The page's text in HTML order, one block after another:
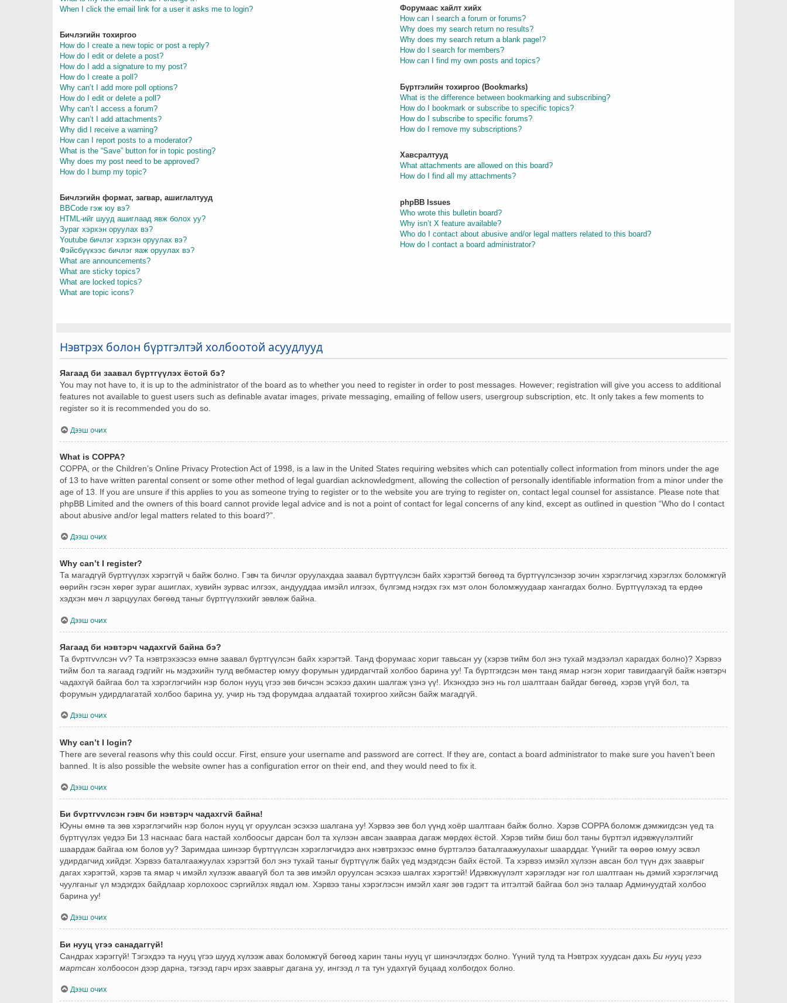
When I click the email link for a user it asks me to login?
Бичлэгийн тохиргоо
How do I create a new topic or post a reply?
How do I edit or delete a post?
How do I add a signature to my post?
How do I create a poll?
Why can’t I add more poll options?
How do I edit or delete a poll?
Why can’t I access a forum?
Why can’t I add attachments?
Why did I receive a warning?
How can I report posts to a moderator?
What is the “Save” button for in topic posting?
Why does my post need to be approved?
How do I bump my topic?
Бичлэгийн формат, загвар, ашиглалтууд
BBCode гэж юу вэ?
HTML-ийг шууд ашиглаад явж болох уу?
Зураг хэрхэн оруулах вэ?
Youtube бичлэг хэрхэн оруулах вэ?
Фэйсбүүкээс бичлэг яаж оруулах вэ?
What are announcements?
What are sticky topics?
What are locked topics?
What are topic icons?
Форумаас хайлт хийх
How can I search a forum or forums?
Why does my search return no results?
Why does my search return a blank page!?
How do I search for members?
How can I find my own posts and topics?
Бүртгэлийн тохиргоо (Bookmarks)
What is the difference between bookmarking and subscribing?
How do I bookmark or subscribe to specific topics?
How do I subscribe to specific forums?
How do I remove my subscriptions?
Хавсралтууд
What attachments are allowed on this board?
How do I find all my attachments?
phpBB Issues
Who wrote this bulletin board?
Why isn’t X feature available?
Who do I contact about abusive and/or legal matters related to this board?
How do I contact a board administrator?
Нэвтрэх болон бүртгэлтэй холбоотой асуудлууд
Яагаад би заавал бүртгүүлэх ёстой бэ?
You may not have to, it is up to the administrator of the board as to whether you need to register in order to post messages. However; registration will give you access to additional
features not available to guest users such as definable avatar images, private messaging, emailing of fellow users, usergroup subscription, etc. It only takes a few moments to
register so it is recommended you do so.
Дээш очих
What is COPPA?
COPPA, or the Children’s Online Privacy Protection Act of 1998, is a law in the United States requiring websites which can potentially collect information from minors under the age
of 13 to have written parental consent or some other method of legal guardian acknowledgment, allowing the collection of personally identifiable information from a minor under the
age of 13. If you are unsure if this applies to you as someone trying to register or to the website you are trying to register on, contact legal counsel for assistance. Please note that
phpBB Limited and the owners of this board cannot provide legal advice and is not a point of contact for legal concerns of any kind, except as outlined in question “Who do I contact
about abusive and/or legal matters related to this board?”.
Дээш очих
Why can’t I register?
Та магадгүй бүртгүүлэх хэрэггүй ч байж болно. Гэвч та бичлэг оруулахдаа заавал бүртгүүлсэн байх хэрэгтэй бөгөөд та бүртгүүлсэнээр зочин хэрэглэгчид хэрэглэх боломжгүй
өөрийн гэсэн хөрөг зураг ашиглах, хувийн зурвас илгээх, андууддаа имэйл илгээх, бүлгэмд нэгдэх гэх мэт олон боломжуудаар хангагдах болно. Бүртгүүлэхэд та ердөө
хэдхэн мөч л зарцуулах бөгөөд таныг бүртгүүлэхийг зөвлөж байна.
Дээш очих
Яагаад би нэвтэрч чадахгvй байна бэ?
Та бvртгvvлсэн vv? Та нэвтрэхээсээ өмнө заавал бүртгүүлсэн байх хэрэгтэй. Танд форумаас хориг тавьсан уу (хэрэв тийм бол энэ тухай мэдээлэл харагдах болно)? Хэрвээ
тийм бол та яагаад гэдгийг нь мэдэхийн тулд вебмастер юмуу форумын удирдагчтай холбоо барина уу! Та бүртгэгдсэн мөн танд ямар нэгэн хориг тавигдаагүй байж нэвтэрч
чадахгүй байгаа бол та хэрэглэгчийн нэр болон нууц үгээ зөв бичсэн эсэхээ дахин шалгаж үзнэ үү!. Ихэнхдээ энэ нь гол шалтгаан байдаг бөгөөд, хэрэв үгүй бол, та
форумын удирдлагатай холбоо барина уу, учир нь тэд форумдаа алдаатай тохиргоо хийсэн байж магадгүй.
Дээш очих
Why can’t I login?
There are several reasons why this could occur. First, ensure your username and password are correct. If they are, contact a board administrator to make sure you haven’t been
banned. It is also possible the website owner has a configuration error on their end, and they would need to fix it.
Дээш очих
Би бvртгvvлсэн гэвч би нэвтэрч чадахгvй байна!
Юуны өмнө та зөв хэрэглэгчийн нэр болон нууц үг оруулсан эсэхээ шалгана уу! Хэрвээ зөв бол үүнд хоёр шалтгаан байж болно. Хэрэв COPPA боломж дэмжигдсэн үед та
бүртгүүлэх үедээ Би 13 наснаас бага настай холбоосыг дарсан бол та хүлээн авсан заавраа дагаж мөрдөх ёстой. Хэрэв тийм биш бол таны бүртгэл идэвжүүлэлтийг
шаардаж байгаа юм болов уу? Заримдаа шинээр бүртгүүлсэн хэрэглэгчидээ анх нэвтрэхээс өмнө бүртгэлээ баталгаажуулахыг шаарддаг. Үүнийг та өөрөө юмуу эсвэл
удирдагчид хийдэг. Хэрвээ баталгаажуулах хэрэгтэй бол энэ тухай таныг бүртгүүлж байх үед мэдэгдсэн байх ёстой. Та хэрвээ имэйл хүлээн авсан бол түүн дэх зааврыг
дагах хэрэгтэй, хэрэв та ямар ч имэйл хүлээж аваагүй бол та зөв имэйл оруулсан эсэхээ шалгах хэрэгтэй! Идэвхжүүлэлт хэрэглэдэг нэг гол шалтгаан нь дэмий хэрэглэгчид
чуулганыг үл мэдэгдэх байдлаар хорлохоос сэргийлэх явдал юм. Хэрвээ таны хэрэглэсэн имэйл хаяг зөв гэдэгт та итгэлтэй байгаа бол энэ талаар Админуудтай холбоо
барина уу!
Дээш очих
Би нууц үгээ санадаггүй!
Сандрах хэрэггүй! Тэгэхдээ та нууц үгээ шууд хүлээж авах боломжгүй бөгөөд харин таны нууц үг шинэчлэгдэх болно. Үүний тулд та Нэвтрэх хуудсан дахь Би нууц үгээ
мартсан холбоосон дээр дарна, тэгээд гарч ирэх зааврыг дагана уу, ингээд л та тун удахгүй буцаад холбогдох болно.
Дээш очих